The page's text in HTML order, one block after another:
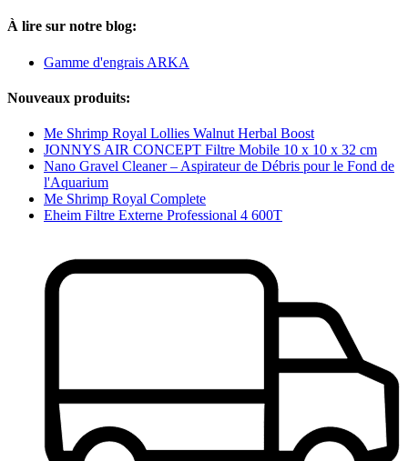
À lire sur notre blog:
Gamme d'engrais ARKA
Nouveaux produits:
Me Shrimp Royal Lollies Walnut Herbal Boost
JONNYS AIR CONCEPT Filtre Mobile 10 x 10 x 32 cm
Nano Gravel Cleaner – Aspirateur de Débris pour le Fond de
l'Aquarium
Me Shrimp Royal Complete
Eheim Filtre Externe Professional 4 600T